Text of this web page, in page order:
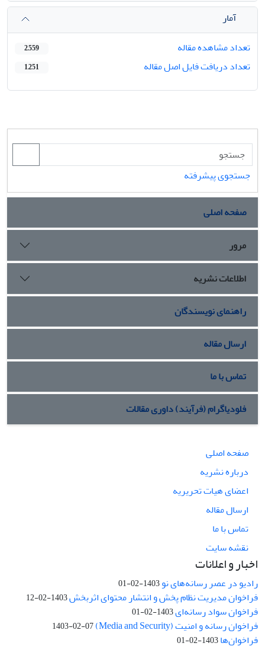
آمار
تعداد مشاهده مقاله
2,559
تعداد دریافت فایل اصل مقاله 1,251
جستجوی پیشرفته
صفحه اصلی
مرور
اطلاعات نشریه
راهنمای نویسندگان
ارسال مقاله
تماس با ما
فلودیاگرام (فرآیند) داوری مقالات
صفحه اصلی
درباره نشریه
اعضای هیات تحریریه
ارسال مقاله
تماس با ما
نقشه سایت
اخبار و اعلانات
رادیو در عصر رسانه‌های نو1403-02-01
فراخوان مدیریت نظام پخش و انتشار محتوای اثربخش1403-02-12
فراخوان سواد رسانه‌ای1403-02-01
فراخوان رسانه و امنیت (Media and Security) 1403-02-07
فراخوان‌ها1403-02-01